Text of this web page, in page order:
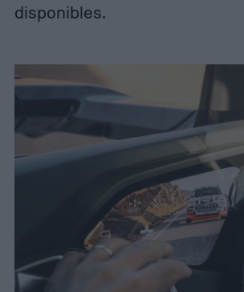
disponibles.